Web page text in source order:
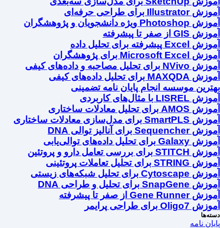
آموزش Illustrator برای طراحی حرفه‌ای
آموزش Photoshop ویژه دانشجویان و پژوهشگران
آموزش GIS از صفر تا پیشرفته
آموزش Excel پیشرفته برای تحلیل داده
آموزش Microsoft Excel برای پژوهشگران
آموزش NVivo برای تحلیل مصاحبه و داده‌های کیفی
آموزش MAXQDA برای تحلیل داده‌های کیفی
بهترین موسسه انجام پایان نامه تضمینی
آموزش LISREL با مثال‌های کاربردی
آموزش AMOS برای تحلیل معادلات ساختاری
آموزش SmartPLS برای مدل‌سازی معادلات ساختاری
آموزش Sequencher برای آنالیز توالی DNA
آموزش Galaxy برای تحلیل داده‌های توالی‌یابی
آموزش STITCH برای بررسی تعامل دارو و پروتئین
آموزش STRING برای تحلیل تعاملات پروتئینی
آموزش Cytoscape برای تحلیل شبکه‌های زیستی
آموزش SnapGene برای تحلیل و طراحی DNA
آموزش Gene Runner از صفر تا پیشرفته
آموزش Oligo7 برای طراحی پرایمر
دسته‌ها
پایان نامه